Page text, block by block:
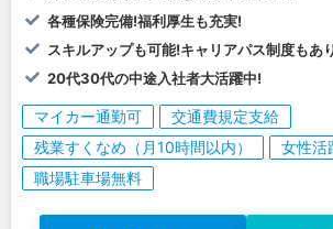
各種保険完備!福利厚生も充実!
スキルアップも可能!キャリアパス制度もあ
20代30代の中途入社者大活躍中!
マイカー通勤可
交通費規定支給
残業すくなめ（月10時間以内）
女性活
職場駐車場無料